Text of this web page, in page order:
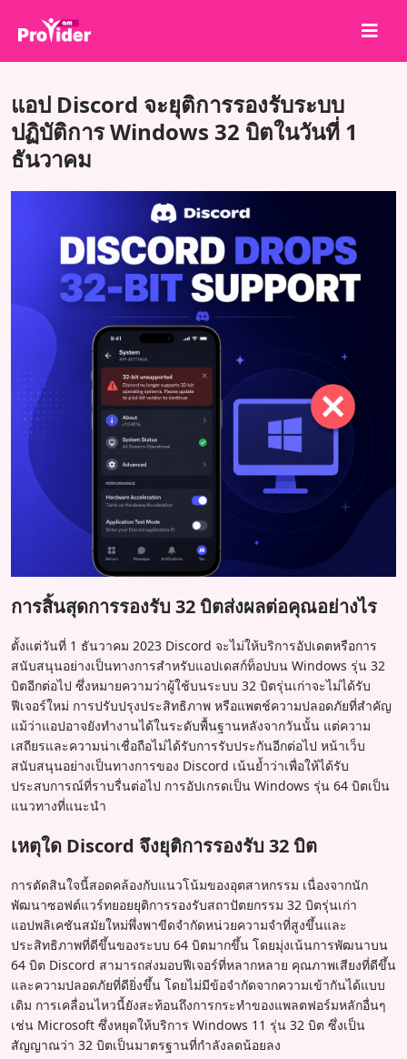
เกี่ยวกับเรา
เข้าสู่ระบบ
สมัครสมาชิก
ข้อตกลง
บล็อก
แอป Discord จะยุติการรองรับระบบ
ปฏิบัติการ Windows 32 บิตในวันที่ 1
ธันวาคม
การสิ้นสุดการรองรับ 32 บิตส่งผลต่อคุณอย่างไร
ตั้งแต่วันที่ 1 ธันวาคม 2023 Discord จะไม่ให้บริการอัปเดตหรือการ
สนับสนุนอย่างเป็นทางการสำหรับแอปเดสก์ท็อปบน Windows รุ่น 32
บิตอีกต่อไป ซึ่งหมายความว่าผู้ใช้บนระบบ 32 บิตรุ่นเก่าจะไม่ได้รับ
ฟีเจอร์ใหม่ การปรับปรุงประสิทธิภาพ หรือแพตช์ความปลอดภัยที่สำคัญ
แม้ว่าแอปอาจยังทำงานได้ในระดับพื้นฐานหลังจากวันนั้น แต่ความ
เสถียรและความน่าเชื่อถือไม่ได้รับการรับประกันอีกต่อไป หน้าเว็บ
สนับสนุนอย่างเป็นทางการของ Discord เน้นย้ำว่าเพื่อให้ได้รับ
ประสบการณ์ที่ราบรื่นต่อไป การอัปเกรดเป็น Windows รุ่น 64 บิตเป็น
แนวทางที่แนะนำ
เหตุใด Discord จึงยุติการรองรับ 32 บิต
การตัดสินใจนี้สอดคล้องกับแนวโน้มของอุตสาหกรรม เนื่องจากนัก
พัฒนาซอฟต์แวร์ทยอยยุติการรองรับสถาปัตยกรรม 32 บิตรุ่นเก่า
แอปพลิเคชันสมัยใหม่พึ่งพาขีดจำกัดหน่วยความจำที่สูงขึ้นและ
ประสิทธิภาพที่ดีขึ้นของระบบ 64 บิตมากขึ้น โดยมุ่งเน้นการพัฒนาบน
64 บิต Discord สามารถส่งมอบฟีเจอร์ที่หลากหลาย คุณภาพเสียงที่ดีขึ้น
และความปลอดภัยที่ดียิ่งขึ้น โดยไม่มีข้อจำกัดจากความเข้ากันได้แบบ
เดิม การเคลื่อนไหวนี้ยังสะท้อนถึงการกระทำของแพลตฟอร์มหลักอื่นๆ
เช่น Microsoft ซึ่งหยุดให้บริการ Windows 11 รุ่น 32 บิต ซึ่งเป็น
สัญญาณว่า 32 บิตเป็นมาตรฐานที่กำลังลดน้อยลง